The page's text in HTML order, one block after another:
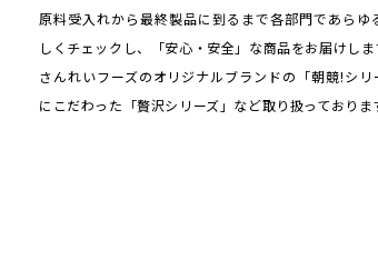
原料受入れから最終製品に到るまで各部門であらゆ
しくチェックし、「安心・安全」な商品をお届けしま
さんれいフーズのオリジナルブランドの「朝競!シリ
にこだわった「贅沢シリーズ」など取り扱っておりま